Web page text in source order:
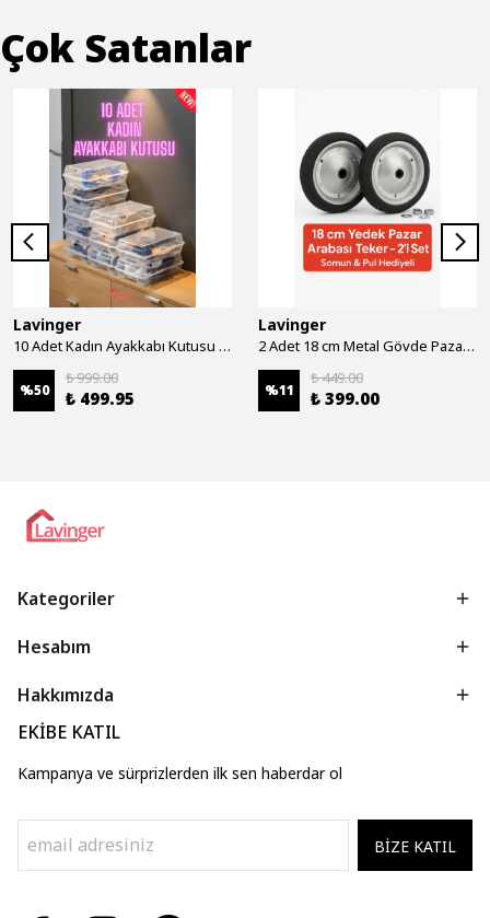
Çok Satanlar
Lavinger
10 Adet Kadın Ayakkabı Kutusu - Şeffaf Ayakkabı Düzenleyici Saklama Kutusu Organizer Seyahat Kutusu
%50
₺ 999.00
₺ 499.95
Lavinger
2 Adet 18 cm Metal Gövde Pazar Arabası Tekerleği Süper Sağlam Araba Tekeri Somun&Pul Hediyeli
%11
₺ 449.00
₺ 399.00
Kategoriler
Hesabım
Hakkımızda
EKİBE KATIL
Kampanya ve sürprizlerden ilk sen haberdar ol
BİZE KATIL